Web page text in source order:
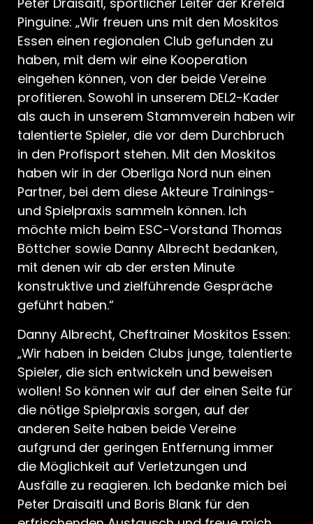
Pinguine: „Wir freuen uns mit den Moskitos
Essen einen regionalen Club gefunden zu
haben, mit dem wir eine Kooperation
eingehen können, von der beide Vereine
profitieren. Sowohl in unserem DEL2-Kader
als auch in unserem Stammverein haben wir
talentierte Spieler, die vor dem Durchbruch
in den Profisport stehen. Mit den Moskitos
haben wir in der Oberliga Nord nun einen
Partner, bei dem diese Akteure Trainings-
und Spielpraxis sammeln können. Ich
möchte mich beim ESC-Vorstand Thomas
Böttcher sowie Danny Albrecht bedanken,
mit denen wir ab der ersten Minute
konstruktive und zielführende Gespräche
geführt haben.“
Danny Albrecht, Cheftrainer Moskitos Essen:
„Wir haben in beiden Clubs junge, talentierte
Spieler, die sich entwickeln und beweisen
wollen! So können wir auf der einen Seite für
die nötige Spielpraxis sorgen, auf der
anderen Seite haben beide Vereine
aufgrund der geringen Entfernung immer
die Möglichkeit auf Verletzungen und
Ausfälle zu reagieren. Ich bedanke mich bei
Peter Draisaitl und Boris Blank für den